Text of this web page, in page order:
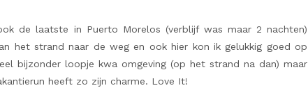
de laatste in Puerto Morelos (verblijf was maar 2 nachten)
het strand naar de weg en ook hier kon ik gelukkig goed op
bijzonder loopje kwa omgeving (op het strand na dan) maar
heeft zo zijn charme. Love It!